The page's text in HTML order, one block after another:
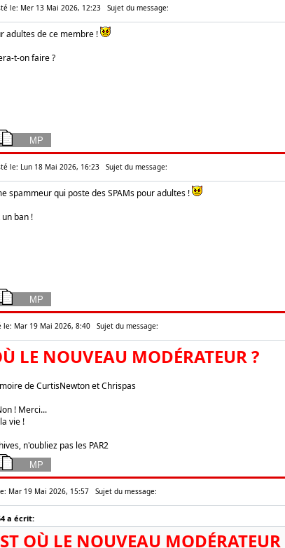
le: Mer 13 Mai 2026, 12:23 Sujet du message:
adultes de ce membre !
t-on faire ?
le: Lun 18 Mai 2026, 16:23 Sujet du message:
spammeur qui poste des SPAMs pour adultes !
ban !
le: Mar 19 Mai 2026, 8:40 Sujet du message:
LE NOUVEAU MODÉRATEUR ?
de CurtisNewton et Chrispas
! Merci...
vie !
n'oubliez pas les PAR2
Mar 19 Mai 2026, 15:57 Sujet du message:
a écrit:
OÙ LE NOUVEAU MODÉRATEUR